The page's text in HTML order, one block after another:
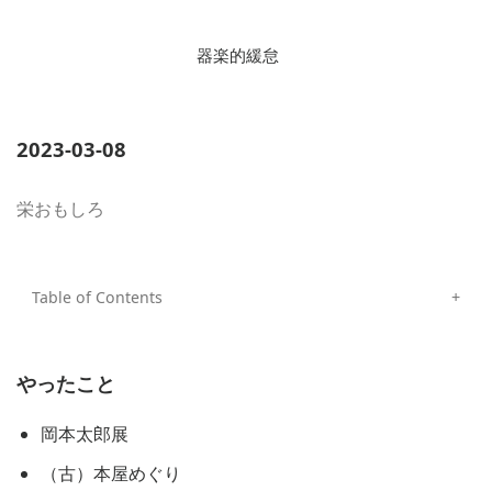
器楽的緩怠
2023-03-08
栄おもしろ
やったこと
岡本太郎展
（古）本屋めぐり